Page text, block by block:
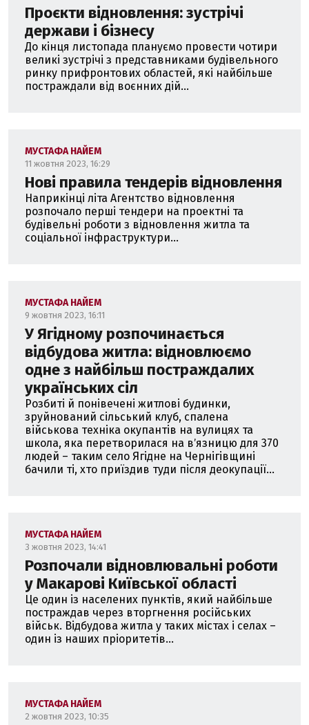
Проєкти відновлення: зустрічі
держави і бізнесу
До кінця листопада плануємо провести чотири
великі зустрічі з представниками будівельного
ринку прифронтових областей, які найбільше
постраждали від воєнних дій...
МУСТАФА НАЙЕМ
11 жовтня 2023, 16:29
Нові правила тендерів відновлення
Наприкінці літа Агентство відновлення
розпочало перші тендери на проектні та
будівельні роботи з відновлення житла та
соціальної інфраструктури...
МУСТАФА НАЙЕМ
9 жовтня 2023, 16:11
У Ягідному розпочинається
відбудова житла: відновлюємо
одне з найбільш постраждалих
українських сіл
Розбиті й понівечені житлові будинки,
зруйнований сільський клуб, спалена
військова техніка окупантів на вулицях та
школа, яка перетворилася на вʼязницю для 370
людей – таким село Ягідне на Чернігівщині
бачили ті, хто приїздив туди після деокупації...
МУСТАФА НАЙЕМ
3 жовтня 2023, 14:41
Розпочали відновлювальні роботи
у Макарові Київської області
Це один із населених пунктів, який найбільше
постраждав через вторгнення російських
військ. Відбудова житла у таких містах і селах –
один із наших пріоритетів...
МУСТАФА НАЙЕМ
2 жовтня 2023, 10:35